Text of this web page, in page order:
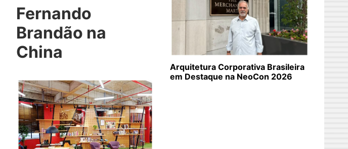
Fernando
Brandão na
China
Arquitetura Corporativa Brasileira
em Destaque na NeoCon 2026